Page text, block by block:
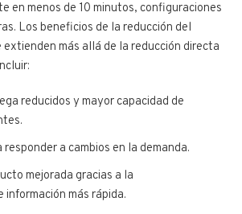
en menos de 10 minutos, configuraciones
Los beneficios de la reducción del
extienden más allá de la reducción directa
reducidos y mayor capacidad de
a cambios en la demanda.
mejorada gracias a la
más rápida.